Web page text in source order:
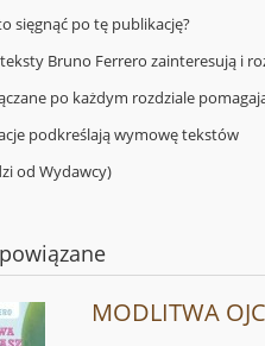
sięgnąć po tę publikację?
Bruno Ferrero zainteresują i
po każdym rozdziale
podkreślają wymowę tekstów
od Wydawcy)
MODLITWA